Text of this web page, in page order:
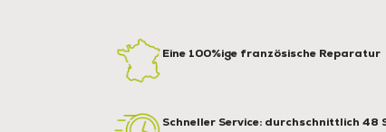
Eine 100%ige französische Reparatur
Schneller Service: durchschnittlich 48